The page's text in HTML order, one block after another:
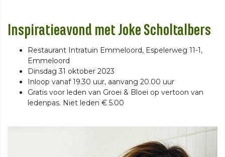
Inspiratieavond met Joke Scholtalbers
Restaurant Intratuin Emmeloord, Espelerweg 11-1,
Emmeloord
Dinsdag 31 oktober 2023
Inloop vanaf 19.30 uur, aanvang 20.00 uur
Gratis voor leden van Groei & Bloei op vertoon van
ledenpas. Niet leden € 5.00